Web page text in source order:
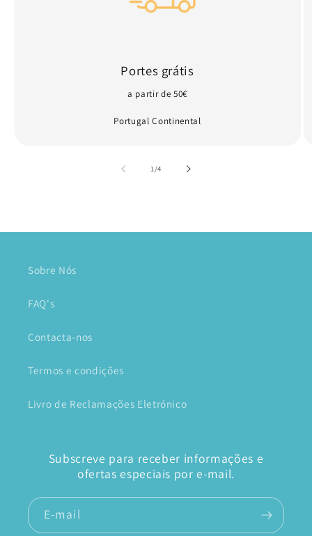
Portes grátis
a partir de 50€
Portugal Continental
1/de
4
Sobre Nós
FAQ's
Contacta-nos
Termos e condições
Livro de Reclamações Eletrónico
Subscreve para receber informações e
ofertas especiais por e-mail.
E-mail